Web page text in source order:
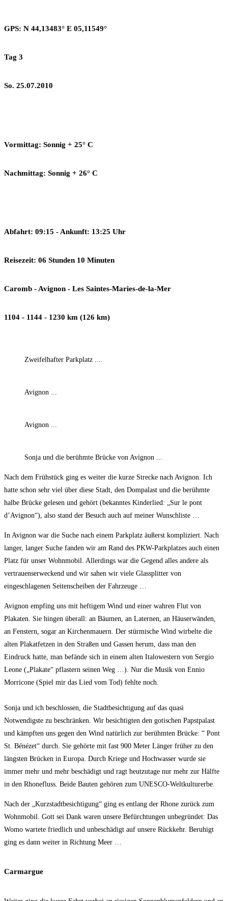
GPS: N 44,13483° E 05,11549°
Tag 3
So. 25.07.2010
Vormittag: Sonnig + 25° C
Nachmittag: Sonnig + 26° C
Abfahrt: 09:15 - Ankunft: 13:25 Uhr
Reisezeit: 06 Stunden 10 Minuten
Caromb - Avignon - Les Saintes-Maries-de-la-Mer
1104 - 1144 - 1230 km (126 km)
Zweifelhafter Parkplatz ....
Avignon ...
Avignon ...
Sonja und die berühmte Brücke von Avignon ...
Nach dem Frühstück ging es weiter die kurze Strecke nach Avignon. Ich
hatte schon sehr viel über diese Stadt, den Dompalast und die berühmte
halbe Brücke gelesen und gehört (bekanntes Kinderlied: „Sur le pont
d’Avignon“), also stand der Besuch auch auf meiner Wunschliste …
In Avignon war die Suche nach einem Parkplatz äußerst kompliziert. Nach
langer, langer Suche fanden wir am Rand des PKW-Parkplatzes auch einen
Platz für unser Wohnmobil. Allerdings war die Gegend alles andere als
vertrauenserweckend und wir sahen wir viele Glassplitter von
eingeschlagenen Seitenscheiben der Fahrzeuge …
Avignon empfing uns mit heftigem Wind und einer wahren Flut von
Plakaten. Sie hingen überall: an Bäumen, an Laternen, an Häuserwänden,
an Fenstern, sogar an Kirchenmauern. Der stürmische Wind wirbelte die
alten Plakatfetzen in den Straßen und Gassen herum, dass man den
Eindruck hatte, man befände sich in einem alten Italowestern von Sergio
Leone („Plakate“ pflastern seinen Weg …). Nur die Musik von Ennio
Morricone (Spiel mir das Lied vom Tod) fehlte noch.
Sonja und ich beschlossen, die Stadtbesichtigung auf das quasi
Notwendigste zu beschränken. Wir besichtigten den gotischen Papstpalast
und kämpften uns gegen den Wind natürlich zur berühmten Brücke: “ Pont
St. Bénézet“ durch. Sie gehörte mit fast 900 Meter Länger früher zu den
längsten Brücken in Europa. Durch Kriege und Hochwasser wurde sie
immer mehr und mehr beschädigt und ragt heutzutage nur mehr zur Hälfte
in den Rhonefluss. Beide Bauten gehören zum UNESCO-Weltkulturerbe.
Nach der „Kurzstadtbesichtigung“ ging es entlang der Rhone zurück zum
Wohnmobil. Gott sei Dank waren unsere Befürchtungen unbegründet: Das
Womo wartete friedlich und unbeschädigt auf unsere Rückkehr. Beruhigt
ging es dann weiter in Richtung Meer …
Carmargue